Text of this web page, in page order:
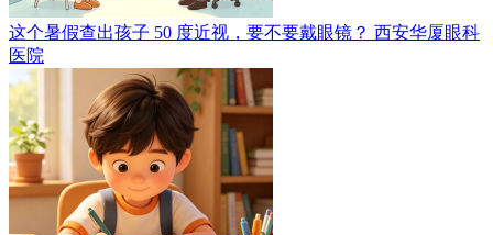
这个暑假查出孩子 50 度近视，要不要戴眼镜？ 西安华厦眼科
医院